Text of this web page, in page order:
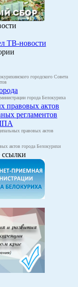
ТВ-новости
городского Совета
города Белокуриха
правовых актов
регламентов
правовых актов
актов города Белокурихи